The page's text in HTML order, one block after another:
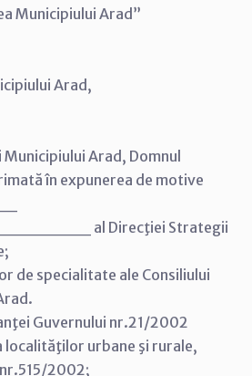
Municipiului Arad”
Arad,
Arad, Domnul
în expunerea de motive
al Direcţiei Strategii
de specialitate ale Consiliului
Guvernului nr.21/2002
urbane şi rurale,
2002;